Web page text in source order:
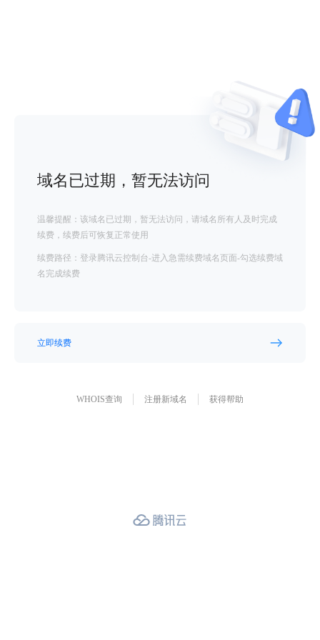
域名已过期，暂无法访问
温馨提醒：该域名已过期，暂无法访问，请域名所有人及时完成
续费，续费后可恢复正常使用
续费路径：登录腾讯云控制台-进入急需续费域名页面-勾选续费域
名完成续费
立即续费
WHOIS查询 注册新域名 获得帮助